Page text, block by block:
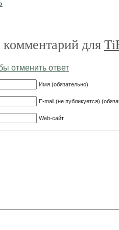
для
отменить ответ
Имя (обязательно)
E-mail (не публикуется)
Web-сайт